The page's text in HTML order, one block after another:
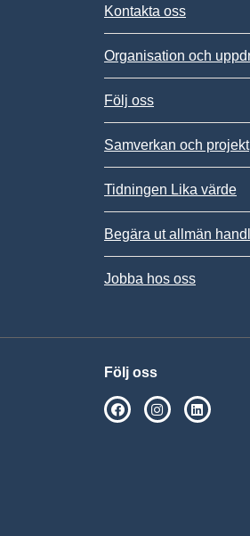
Kontakta oss
Organisation och
Följ oss
Samverkan och projekt
Tidningen Lika värde
Begära ut allmän
Jobba hos oss
Följ oss
SPSM påSPSM på